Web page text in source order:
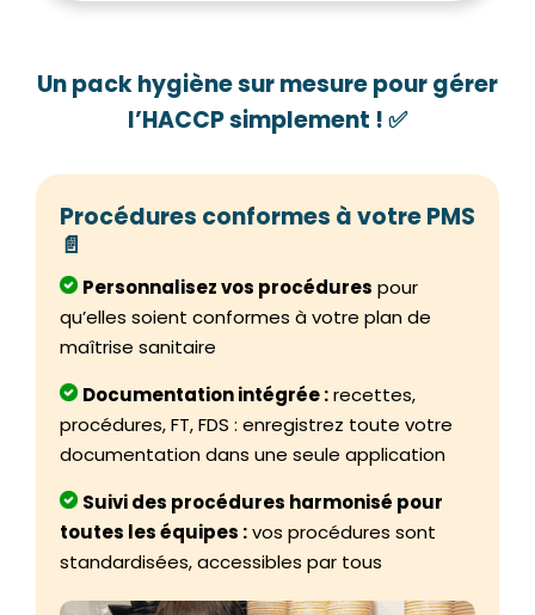
Un pack hygiène sur mesure pour gérer
l’HACCP simplement ! ✅
Procédures conformes à votre PMS
📄
Personnalisez vos procédures pour
qu’elles soient conformes à votre plan de
maîtrise sanitaire
Documentation intégrée :recettes,
procédures, FT, FDS : enregistrez toute votre
documentation dans une seule application
Suivi des procédures harmonisé pour
toutes les équipes :vos procédures sont
standardisées, accessibles par tous